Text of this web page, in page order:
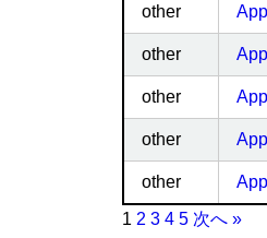
other
other
other
other
other
1 2 3 4 5 次へ »